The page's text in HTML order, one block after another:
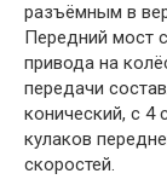
разъёмным в
Передний мост
привода на
передачи
конический, с 4
кулаков
скоростей.